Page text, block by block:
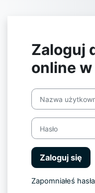
Zaloguj
online
Nazwa użytkownika
Hasło
Zaloguj się
Zapomniałeś